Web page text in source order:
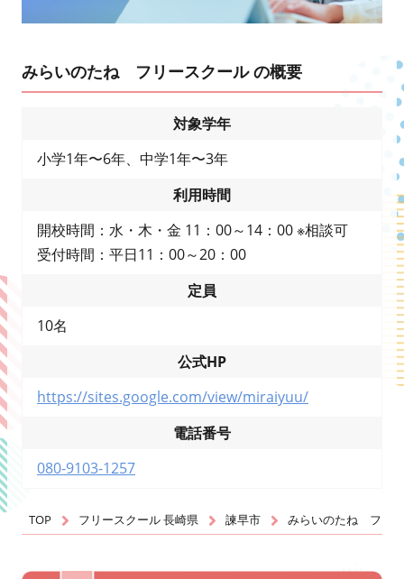
みらいのたね フリースクール の概要
対象学年
小学1年〜6年、中学1年〜3年
利用時間
開校時間：水・木・金 11：00～14：00 ※相談可
受付時間：平日11：00～20：00
定員
10名
公式HP
https://sites.google.com/view/miraiyuu/
電話番号
080-9103-1257
TOP フリースクール 長崎県 諫早市 みらいのたね フリ